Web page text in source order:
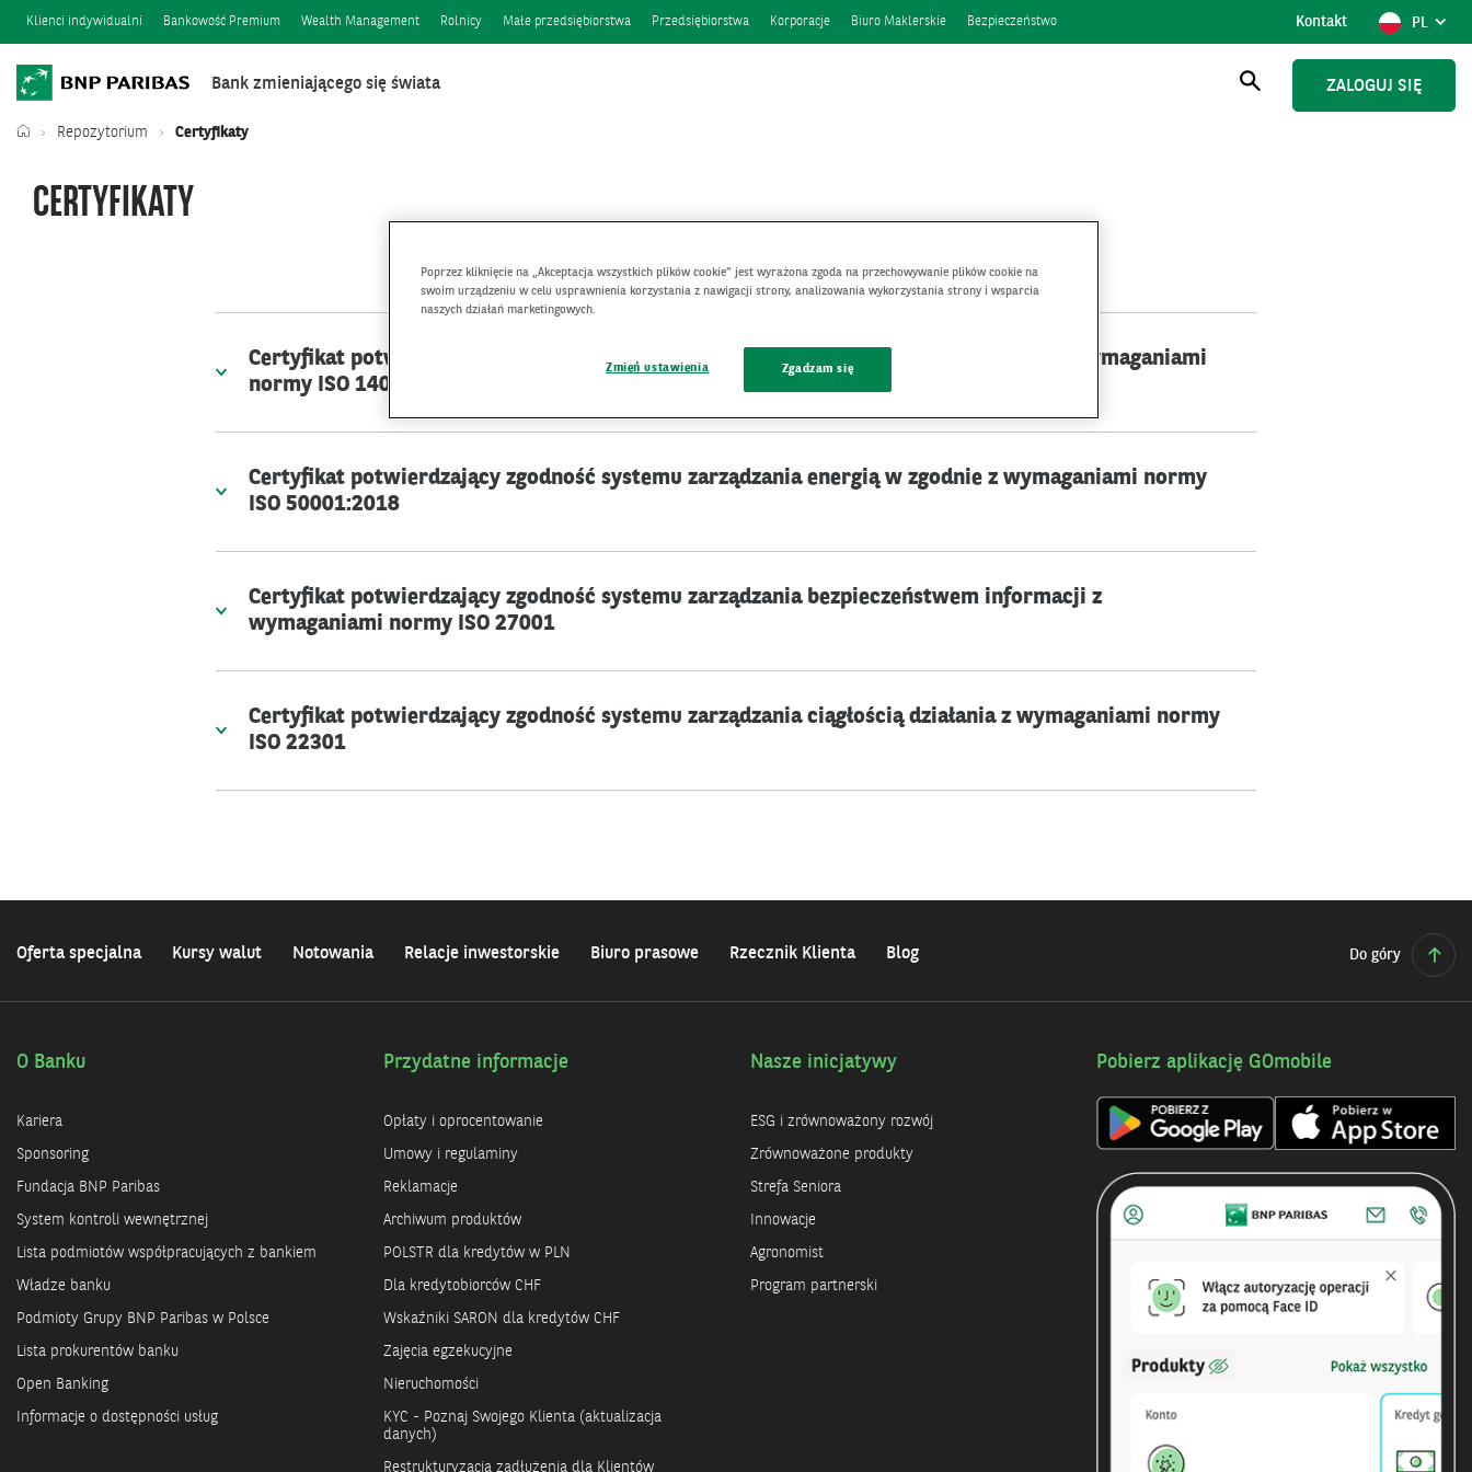
Klienci indywidualni Bankowość Premium Wealth Management Rolnicy Małe przedsiębiorstwa Przedsiębiorstwa Korporacje Biuro Maklerskie Bezpieczeństwo Kontakt
POKAŻ
JĘZYK
PL POLSKI
Otwórz
ZALOGUJ SIĘ
Bank zmieniającego się świata
Repozytorium Certyfikaty
CERTYFIKATY
Certyfikat potwierdzający zgodność systemu zarządzania środowiskowego zgodnie z wymaganiami
normy ISO 14001:2015
Certyfikat potwierdzający zgodność systemu zarządzania energią w zgodnie z wymaganiami normy
ISO 50001:2018
Certyfikat potwierdzający zgodność systemu zarządzania bezpieczeństwem informacji z
wymaganiami normy ISO 27001
Certyfikat potwierdzający zgodność systemu zarządzania ciągłością działania z wymaganiami normy
ISO 22301
Oferta specjalna Kursy walut Notowania Relacje inwestorskie Biuro prasowe Rzecznik Klienta Blog Do góry
O Banku
Kariera
Sponsoring
Fundacja BNP Paribas
System kontroli wewnętrznej
Lista podmiotów współpracujących z bankiem
Władze banku
Podmioty Grupy BNP Paribas w Polsce
Lista prokurentów banku
Open Banking
Informacje o dostępności usług
Przydatne informacje
Opłaty i oprocentowanie
Umowy i regulaminy
Reklamacje
Archiwum produktów
POLSTR dla kredytów w PLN
Dla kredytobiorców CHF
Wskaźniki SARON dla kredytów CHF
Zajęcia egzekucyjne
Nieruchomości
KYC - Poznaj Swojego Klienta (aktualizacja
danych)
Restrukturyzacja zadłużenia dla Klientów
Nasze inicjatywy
ESG i zrównoważony rozwój
Zrównoważone produkty
Strefa Seniora
Innowacje
Agronomist
Program partnerski
Pobierz aplikację GOmobile
Poprzez kliknięcie na „Akceptacja wszystkich plików cookie” jest wyrażona zgoda na przechowywanie plików cookie na
swoim urządzeniu w celu usprawnienia korzystania z nawigacji strony, analizowania wykorzystania strony i wsparcia
naszych działań marketingowych.
Zmień ustawienia Zgadzam się